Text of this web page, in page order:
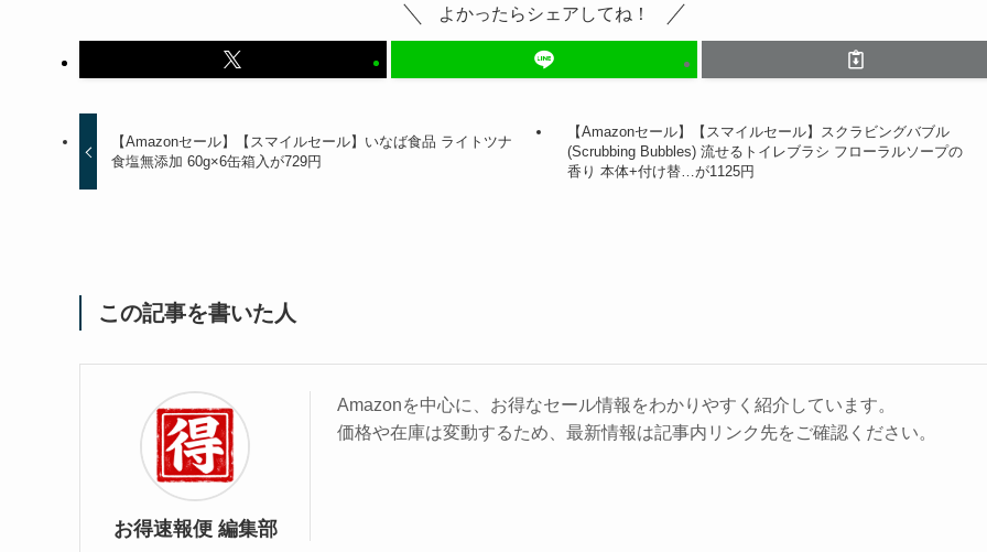
よかったらシェアしてね！
【Amazonセール】【スマイルセール】いなば食品 ライトツナ
食塩無添加 60g×6缶箱入が729円
【Amazonセール】【スマイルセール】スクラビングバブル
(Scrubbing Bubbles) 流せるトイレブラシ フローラルソープの
香り 本体+付け替…が1125円
この記事を書いた人
お得速報便 編集部
Amazonを中心に、お得なセール情報をわかりやすく紹介しています。
価格や在庫は変動するため、最新情報は記事内リンク先をご確認ください。